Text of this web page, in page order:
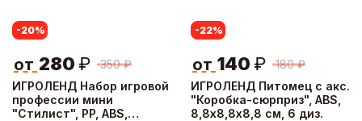
ИГРОЛЕНД Набор игровой
профессии мини
"Стилист", PP, ABS,
-20%
350 ₽
от 280 ₽
ИГРОЛЕНД Питомец с акс.
"Коробка-сюрприз", ABS,
8,8х8,8х8,8 см, 6 диз.
-22%
180 ₽
от 140 ₽